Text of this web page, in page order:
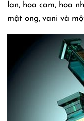
lan, hoa cam, hoa
mật ong, vani và